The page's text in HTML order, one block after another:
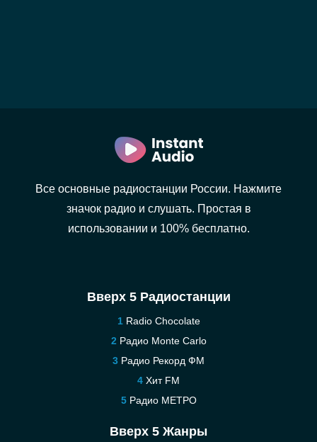
Все основные радиостанции России. Нажмите
значок радио и слушать. Простая в
использовании и 100% бесплатно.
Вверх 5 Радиостанции
Radio Chocolate
Радио Monte Carlo
Радио Рекорд ФМ
Хит FM
Радио МЕТРО
Вверх 5 Жанры